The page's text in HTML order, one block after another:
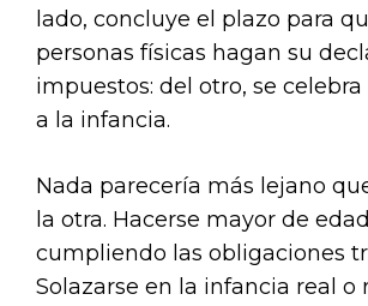
lado, concluye el plazo para
personas físicas hagan su
impuestos: del otro, se
a la infancia.
Nada parecería más lejano
la otra. Hacerse mayor de edad
cumpliendo las obligaciones
Solazarse en la infancia real o